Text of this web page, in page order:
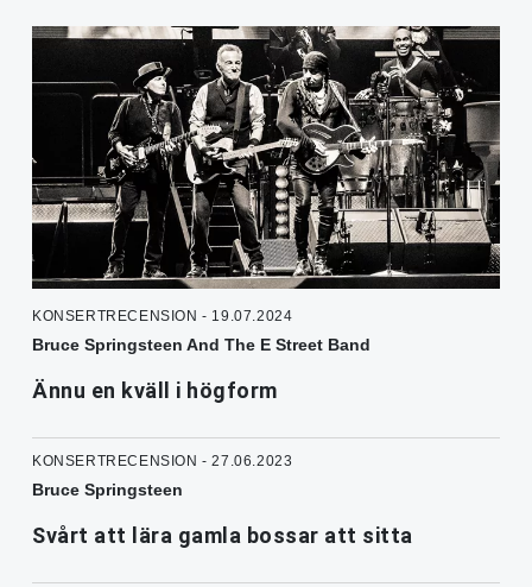
KONSERTRECENSION - 19.07.2024
Bruce Springsteen And The E Street Band
Ännu en kväll i högform
KONSERTRECENSION - 27.06.2023
Bruce Springsteen
Svårt att lära gamla bossar att sitta